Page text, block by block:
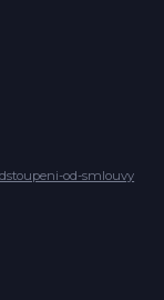
od-smlouvy